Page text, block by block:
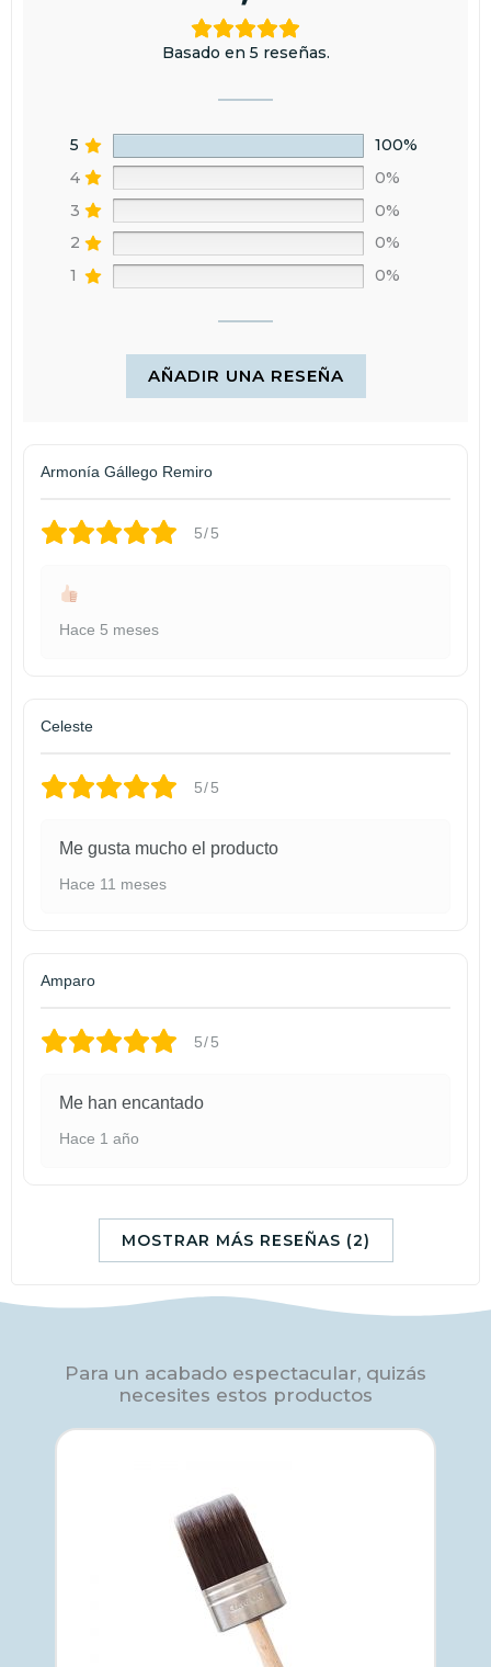
Basado en 5 reseñas.
5
100%
4
0%
3
0%
2
0%
1
0%
AÑADIR UNA RESEÑA
Armonía Gállego Remiro
5/5
Hace 5 meses
Celeste
5/5
Me gusta mucho el producto
Hace 11 meses
Amparo
5/5
Me han encantado
Hace 1 año
MOSTRAR MÁS RESEÑAS (2)
Para un acabado espectacular, quizás
necesites estos productos